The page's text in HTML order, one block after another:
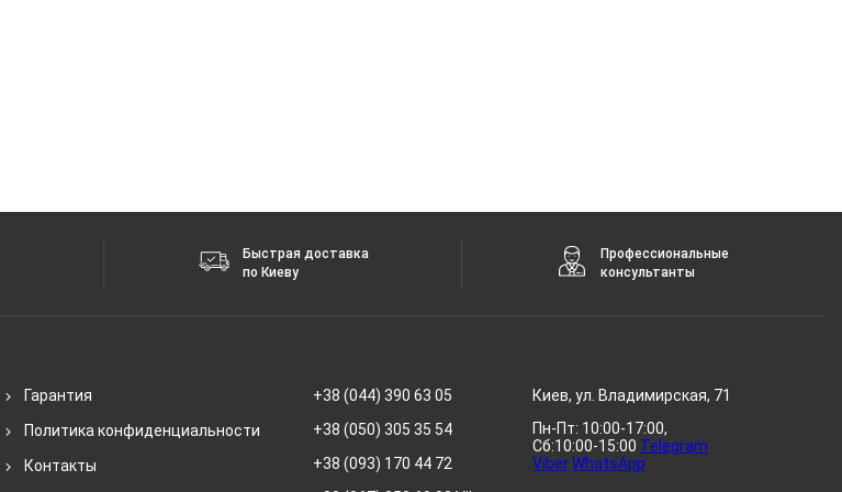
Быстрая доставка
по Киеву
Профессиональные
консультанты
Гарантия
Политика конфиденциальности
Контакты
+38 (044) 390 63 05
+38 (050) 305 35 54
+38 (093) 170 44 72
Киев, ул. Владимирская, 71
Пн-Пт: 10:00-17:00,
Сб:10:00-15:00 Telegram
ViberWhatsApp